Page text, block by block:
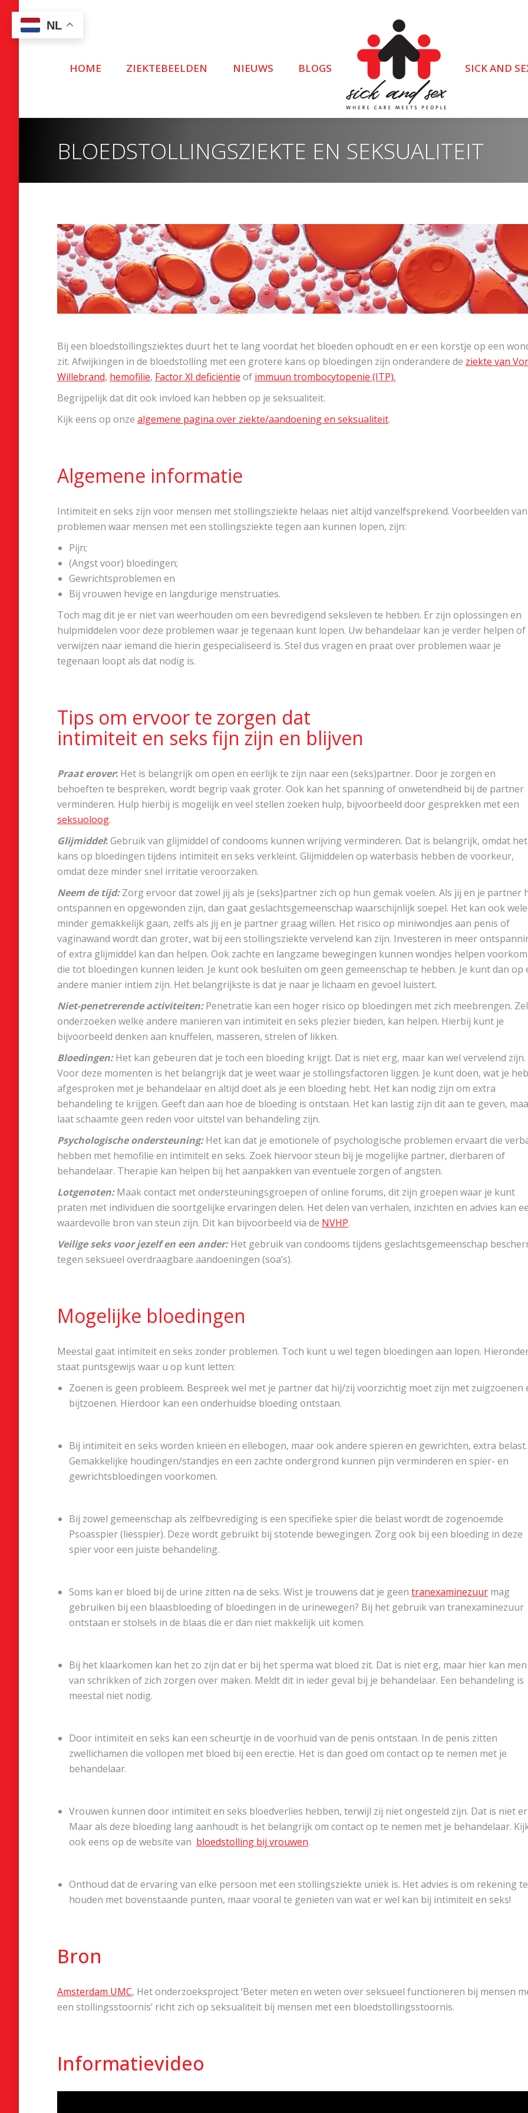
HOME ZIEKTEBEELDEN NIEUWS BLOGS SICK AND
BLOEDSTOLLINGSZIEKTE EN SEKSUALITEIT
Bij een bloedstollingsziektes duurt het te lang voordat het bloeden ophoudt en er een korstje op een
zit. Afwijkingen in de bloedstolling met een grotere kans op bloedingen zijn onderandere de ziekte van
Willebrand, hemofilie, Factor XI deficiëntie of immuun trombocytopenie (ITP).
Begrijpelijk dat dit ook invloed kan hebben op je seksualiteit.
Kijk eens op onze algemene pagina over ziekte/aandoening en seksualiteit.
Algemene informatie
Intimiteit en seks zijn voor mensen met stollingsziekte helaas niet altijd vanzelfsprekend. Voorbeelden van
problemen waar mensen met een stollingsziekte tegen aan kunnen lopen, zijn:
Pijn;
(Angst voor) bloedingen;
Gewrichtsproblemen en
Bij vrouwen hevige en langdurige menstruaties.
Toch mag dit je er niet van weerhouden om een bevredigend seksleven te hebben. Er zijn oplossingen en
hulpmiddelen voor deze problemen waar je tegenaan kunt lopen. Uw behandelaar kan je verder helpen of
verwijzen naar iemand die hierin gespecialiseerd is. Stel dus vragen en praat over problemen waar je
tegenaan loopt als dat nodig is.
Tips om ervoor te zorgen dat
intimiteit en seks fijn zijn en blijven
Praat erover: Het is belangrijk om open en eerlijk te zijn naar een (seks)partner. Door je zorgen en
behoeften te bespreken, wordt begrip vaak groter. Ook kan het spanning of onwetendheid bij de partner
verminderen. Hulp hierbij is mogelijk en veel stellen zoeken hulp, bijvoorbeeld door gesprekken met een
seksuoloog.
Glijmiddel:Gebruik van glijmiddel of condooms kunnen wrijving verminderen. Dat is belangrijk, omdat
kans op bloedingen tijdens intimiteit en seks verkleint. Glijmiddelen op waterbasis hebben de voorkeur,
omdat deze minder snel irritatie veroorzaken.
Neem de tijd: Zorg ervoor dat zowel jij als je (seks)partner zich op hun gemak voelen. Als jij en je partner
ontspannen en opgewonden zijn, dan gaat geslachtsgemeenschap waarschijnlijk soepel. Het kan ook
minder gemakkelijk gaan, zelfs als jij en je partner graag willen. Het risico op miniwondjes aan penis of
vaginawand wordt dan groter, wat bij een stollingsziekte vervelend kan zijn. Investeren in meer
of extra glijmiddel kan dan helpen. Ook zachte en langzame bewegingen kunnen wondjes helpen
die tot bloedingen kunnen leiden. Je kunt ook besluiten om geen gemeenschap te hebben. Je kunt dan op
andere manier intiem zijn. Het belangrijkste is dat je naar je lichaam en gevoel luistert.
Niet-penetrerende activiteiten:Penetratie kan een hoger risico op bloedingen met zich meebrengen.
onderzoeken welke andere manieren van intimiteit en seks plezier bieden, kan helpen. Hierbij kunt je
bijvoorbeeld denken aan knuffelen, masseren, strelen of likken.
Bloedingen: Het kan gebeuren dat je toch een bloeding krijgt. Dat is niet erg, maar kan wel vervelend zijn.
Voor deze momenten is het belangrijk dat je weet waar je stollingsfactoren liggen. Je kunt doen, wat je
afgesproken met je behandelaar en altijd doet als je een bloeding hebt. Het kan nodig zijn om extra
behandeling te krijgen. Geeft dan aan hoe de bloeding is ontstaan. Het kan lastig zijn dit aan te geven,
laat schaamte geen reden voor uitstel van behandeling zijn.
Psychologische ondersteuning:Het kan dat je emotionele of psychologische problemen ervaart die
hebben met hemofilie en intimiteit en seks. Zoek hiervoor steun bij je mogelijke partner, dierbaren of
behandelaar. Therapie kan helpen bij het aanpakken van eventuele zorgen of angsten.
Lotgenoten:Maak contact met ondersteuningsgroepen of online forums, dit zijn groepen waar je kunt
praten met individuen die soortgelijke ervaringen delen. Het delen van verhalen, inzichten en advies kan
waardevolle bron van steun zijn. Dit kan bijvoorbeeld via de NVHP.
Veilige seks voor jezelf en een ander: Het gebruik van condooms tijdens geslachtsgemeenschap
tegen seksueel overdraagbare aandoeningen (soa’s).
Mogelijke bloedingen
Meestal gaat intimiteit en seks zonder problemen. Toch kunt u wel tegen bloedingen aan lopen.
staat puntsgewijs waar u op kunt letten:
Zoenen is geen probleem. Bespreek wel met je partner dat hij/zij voorzichtig moet zijn met zuigzoenen
bijtzoenen. Hierdoor kan een onderhuidse bloeding ontstaan.
Bij intimiteit en seks worden knieën en ellebogen, maar ook andere spieren en gewrichten, extra belast.
Gemakkelijke houdingen/standjes en een zachte ondergrond kunnen pijn verminderen en spier- en
gewrichtsbloedingen voorkomen.
Bij zowel gemeenschap als zelfbevrediging is een specifieke spier die belast wordt de zogenoemde
Psoasspier (liesspier). Deze wordt gebruikt bij stotende bewegingen. Zorg ook bij een bloeding in deze
spier voor een juiste behandeling.
Soms kan er bloed bij de urine zitten na de seks. Wist je trouwens dat je geen tranexaminezuur mag
gebruiken bij een blaasbloeding of bloedingen in de urinewegen? Bij het gebruik van tranexaminezuur
ontstaan er stolsels in de blaas die er dan niet makkelijk uit komen.
Bij het klaarkomen kan het zo zijn dat er bij het sperma wat bloed zit. Dat is niet erg, maar hier kan
van schrikken of zich zorgen over maken. Meldt dit in ieder geval bij je behandelaar. Een behandeling is
meestal niet nodig.
Door intimiteit en seks kan een scheurtje in de voorhuid van de penis ontstaan. In de penis zitten
zwellichamen die vollopen met bloed bij een erectie. Het is dan goed om contact op te nemen met je
behandelaar.
Vrouwen kunnen door intimiteit en seks bloedverlies hebben, terwijl zij niet ongesteld zijn. Dat is niet
Maar als deze bloeding lang aanhoudt is het belangrijk om contact op te nemen met je behandelaar.
ook eens op de website van bloedstolling bij vrouwen.
Onthoud dat de ervaring van elke persoon met een stollingsziekte uniek is. Het advies is om rekening te
houden met bovenstaande punten, maar vooral te genieten van wat er wel kan bij intimiteit en seks!
Bron
Amsterdam UMC, Het onderzoeksproject ‘Beter meten en weten over seksueel functioneren bij mensen
een stollingsstoornis’ richt zich op seksualiteit bij mensen met een bloedstollingsstoornis.
Informatievideo
NL